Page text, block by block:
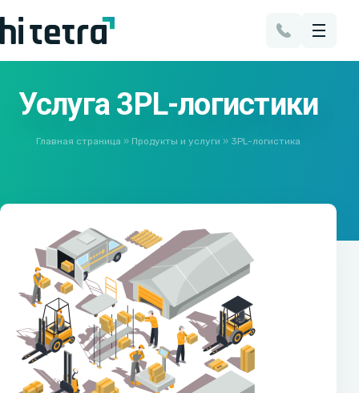
Услуга 3PL-логистики
Главная страница » Продукты и услуги » 3PL-логистика